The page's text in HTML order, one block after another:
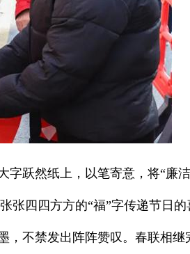
跃然纸上，以笔寄意，将“廉洁
张四四方方的“福”字传递节日的
，不禁发出阵阵赞叹。春联相继